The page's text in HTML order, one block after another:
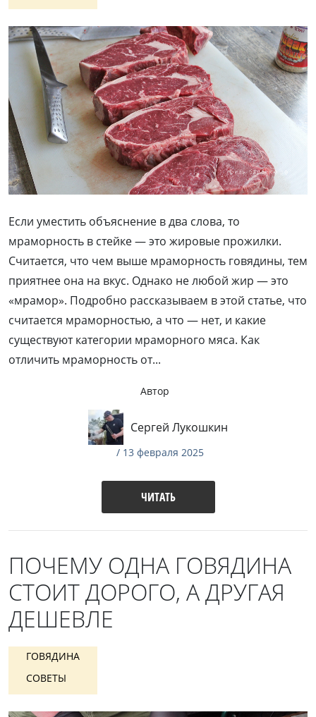
Если уместить объяснение в два слова, то
мраморность в стейке — это жировые прожилки.
Считается, что чем выше мраморность говядины, тем
приятнее она на вкус. Однако не любой жир — это
«мрамор». Подробно рассказываем в этой статье, что
считается мраморностью, а что — нет, и какие
существуют категории мраморного мяса. Как
отличить мраморность от...
Автор
Сергей Лукошкин
/ 13 февраля 2025
ЧИТАТЬ
ПОЧЕМУ ОДНА ГОВЯДИНА
СТОИТ ДОРОГО, А ДРУГАЯ
ДЕШЕВЛЕ
ГОВЯДИНА
СОВЕТЫ